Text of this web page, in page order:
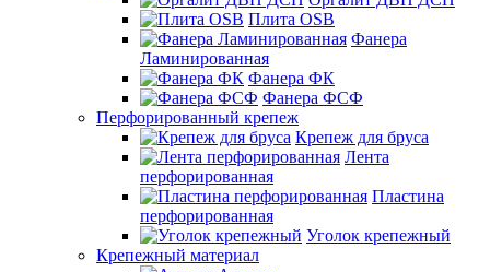
Плита OSB
Фанера
Ламинированная
Фанера ФК
Фанера ФСФ
Перфорированный крепеж
Крепеж для бруса
Лента
перфорированная
Пластина
перфорированная
Уголок крепежный
Крепежный материал